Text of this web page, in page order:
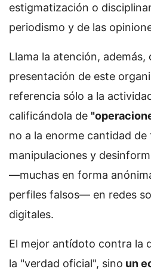
estigmatización o
periodismo y de las
Llama la atención, además,
presentación de este
referencia sólo a la
calificándola de
no a la enorme cantidad de
manipulaciones y
—muchas en forma
perfiles falsos— en redes
digitales.
El mejor antídoto contra la
la "verdad oficial", sino un